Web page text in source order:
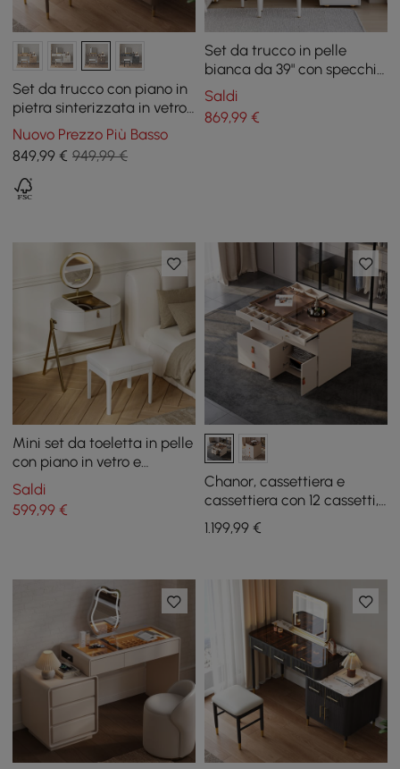
Set da trucco con piano in
pietra sinterizzata in vetro
di noce con specchio
Nuovo Prezzo Più Basso
849,99 € 949,99 €
Set da trucco in pelle
bianca da 39" con specchio
a led con caricabatterie
Saldi
869,99€
Mini set da toeletta in pelle
con piano in vetro e
organizer per gioielli
Saldi
599,99 €
Chanor, cassettiera e
cassettiera con 12 cassetti,
porta gioielli, modello
Champagne, 47" W
1.199,99€